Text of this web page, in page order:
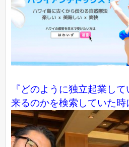
『どのように独立起業し
来るのかを検索していた時